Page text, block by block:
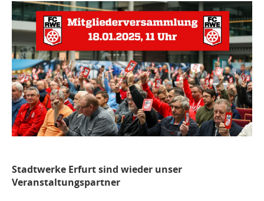
Stadtwerke Erfurt sind wieder unser
Veranstaltungspartner